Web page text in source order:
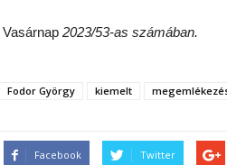
Vasárnap 2023/53-as számában.
Fodor György kiemelt
Facebook Twitter